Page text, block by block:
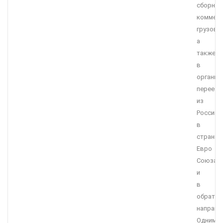
сборных
грузов,
а
также
в
из
России
в
страны
Евро
Союза
и
в
Одним